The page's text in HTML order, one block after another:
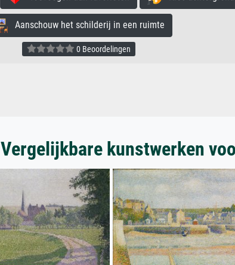
Aanschouw het schilderij in een ruimte
0 Beoordelingen
Vergelijkbare kunstwerken